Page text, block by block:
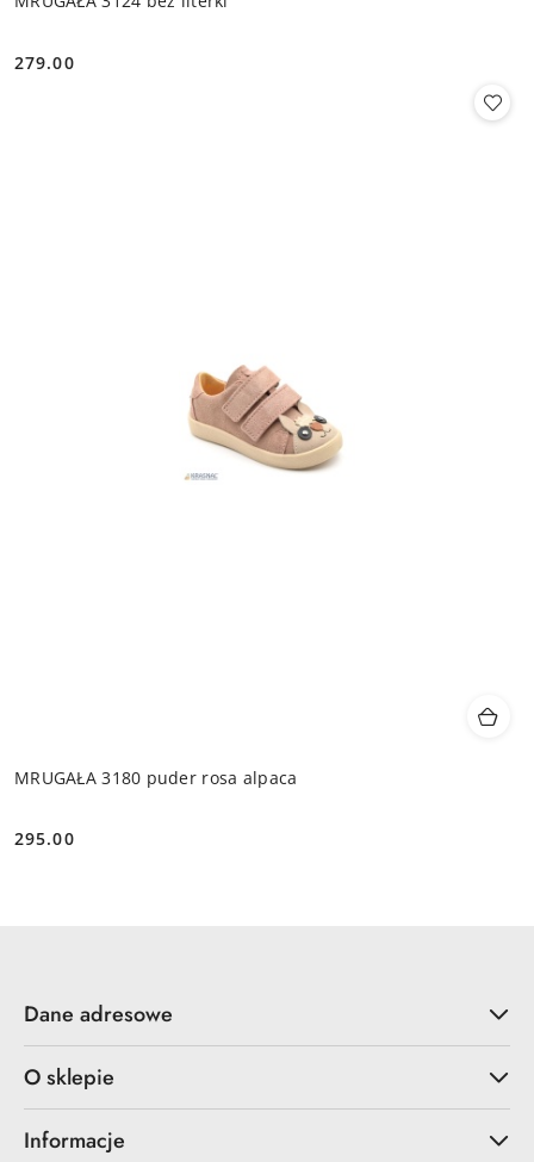
Cena:
279.00
MRUGAŁA 3180 puder rosa alpaca
Cena:
295.00
Dane adresowe
O sklepie
Informacje